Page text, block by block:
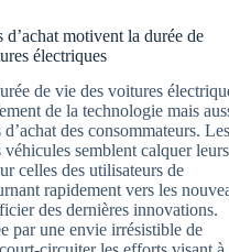
d’achat motivent la durée de
électriques
de vie des voitures
de la technologie mais
des consommateurs. Les
véhicules semblent calquer leurs
celles des utilisateurs de
rapidement vers les
des dernières innovations.
par une envie irrésistible de